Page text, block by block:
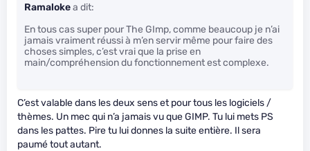
Ramalokea dit:
En tous cas super pour The GImp, comme beaucoup je n’ai
jamais vraiment réussi à m’en servir même pour faire des
choses simples, c’est vrai que la prise en
main/compréhension du fonctionnement est complexe.
C’est valable dans les deux sens et pour tous les logiciels /
thèmes. Un mec qui n’a jamais vu que GIMP. Tu lui mets PS
dans les pattes. Pire tu lui donnes la suite entière. Il sera
paumé tout autant.